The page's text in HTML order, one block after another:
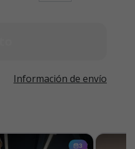
Información de envío